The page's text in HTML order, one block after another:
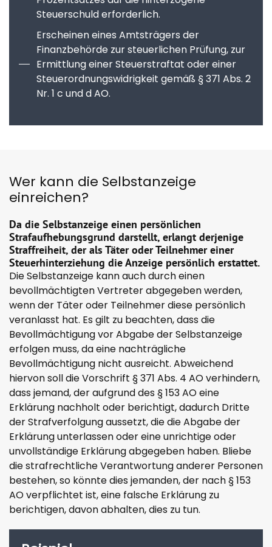
Steuerschuld erforderlich.
Erscheinen eines Amtsträgers der
Finanzbehörde zur steuerlichen Prüfung, zur
Ermittlung einer Steuerstraftat oder einer
Steuerordnungswidrigkeit gemäß § 371 Abs. 2
Nr. 1 c und d AO.
Wer kann die Selbstanzeige
einreichen?
Da die Selbstanzeige einen persönlichen
Strafaufhebungsgrund darstellt, erlangt derjenige
Straffreiheit, der als Täter oder Teilnehmer einer
Steuerhinterziehung die Anzeige persönlich erstattet.
Die Selbstanzeige kann auch durch einen
bevollmächtigten Vertreter abgegeben werden,
wenn der Täter oder Teilnehmer diese persönlich
veranlasst hat. Es gilt zu beachten, dass die
Bevollmächtigung vor Abgabe der Selbstanzeige
erfolgen muss, da eine nachträgliche
Bevollmächtigung nicht ausreicht. Abweichend
hiervon soll die Vorschrift § 371 Abs. 4 AO verhindern,
dass jemand, der aufgrund des § 153 AO eine
Erklärung nachholt oder berichtigt, dadurch Dritte
der Strafverfolgung aussetzt, die die Abgabe der
Erklärung unterlassen oder eine unrichtige oder
unvollständige Erklärung abgegeben haben. Bliebe
die strafrechtliche Verantwortung anderer Personen
bestehen, so könnte dies jemanden, der nach § 153
AO verpflichtet ist, eine falsche Erklärung zu
berichtigen, davon abhalten, dies zu tun.